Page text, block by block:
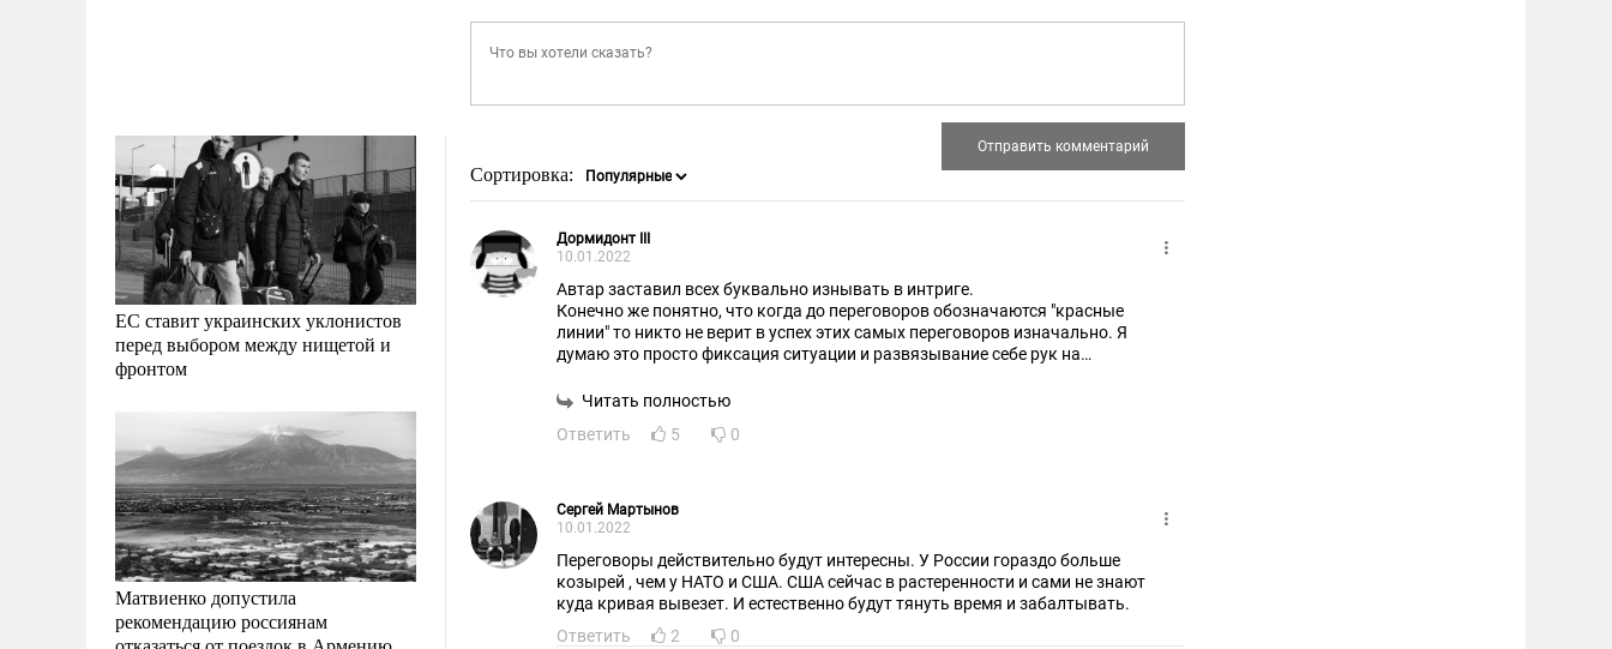
ЕС ставит украинских уклонистов
перед выбором между нищетой и
фронтом
Матвиенко допустила
рекомендацию россиянам
Сортировка:
Дормидонт III
10.01.2022
Автар заставил всех буквально изнывать в интриге.
Конечно же понятно, что когда до переговоров обозначаются "красные
линии" то никто не верит в успех этих самых переговоров изначально. Я
думаю это просто фиксация ситуации и развязывание себе рук на
сказать, что по-хорошему мы решать предлагали. Перед историей мы
Читать полностью
Ответить
5 0
Сергей Мартынов
10.01.2022
Переговоры действительно будут интересны. У России гораздо больше
козырей , чем у НАТО и США. США сейчас в растеренности и сами не знают
куда кривая вывезет. И естественно будут тянуть время и забалтывать.
Ответить
2 0